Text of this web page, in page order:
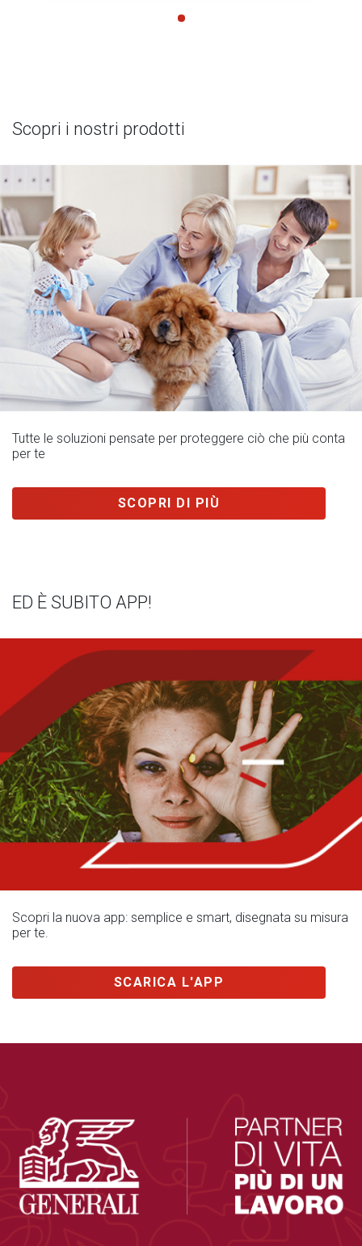
Scopri i nostri prodotti
Tutte le soluzioni pensate per proteggere ciò che più conta
per te
SCOPRI DI PIÙ
ED È SUBITO APP!
Scopri la nuova app: semplice e smart, disegnata su misura
per te.
SCARICA L'APP